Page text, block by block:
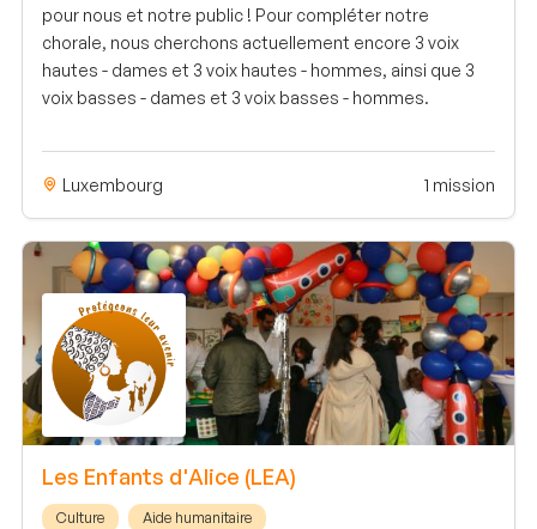
pour nous et notre public ! Pour compléter notre
chorale, nous cherchons actuellement encore 3 voix
hautes - dames et 3 voix hautes - hommes, ainsi que 3
voix basses - dames et 3 voix basses - hommes.
Luxembourg 1 mission
Les Enfants d'Alice (LEA)
Culture Aide humanitaire